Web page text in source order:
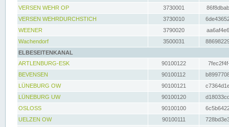
VERSEN WEHR OP
3730001
VERSEN WEHRDURCHSTICH
3730010
WEENER
3790020
Wachendorf
3500031
ELBESEITENKANAL
ARTLENBURG-ESK
90100122
BEVENSEN
90100112
LÜNEBURG OW
90100121
LÜNEBURG UW
90100120
OSLOSS
90100100
UELZEN OW
90100111